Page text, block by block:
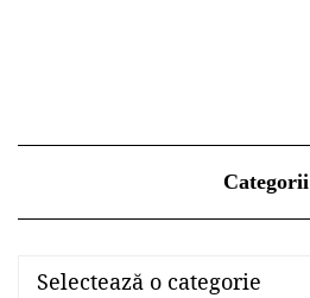
Categorii
Categorii
Selectează o categorie
Categorii